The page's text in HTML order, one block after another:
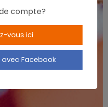
compte?
vous ici
Facebook